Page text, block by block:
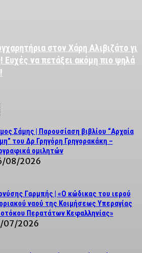
στον Χάρη Αλιβιζάτο για
Ευχές να πετάξει ακόμη πιο ψηλά
Σάμης | Παρουσίαση βιβλίου “Αρχαία
του Δρ Γρηγόρη Γρηγορακάκη –
ομιλητών
08/2026
Γαρμπής | «Ο κώδικας του ιερού
ναού της Κοιμήσεως Υπεραγίας
Περατάτων Κεφαλληνίας»
07/2026